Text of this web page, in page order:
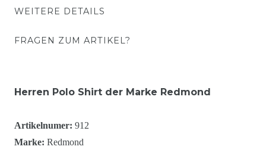
WEITERE DETAILS
FRAGEN ZUM ARTIKEL?
Herren Polo Shirt der Marke Redmond
Artikelnumer: 912
Marke: Redmond